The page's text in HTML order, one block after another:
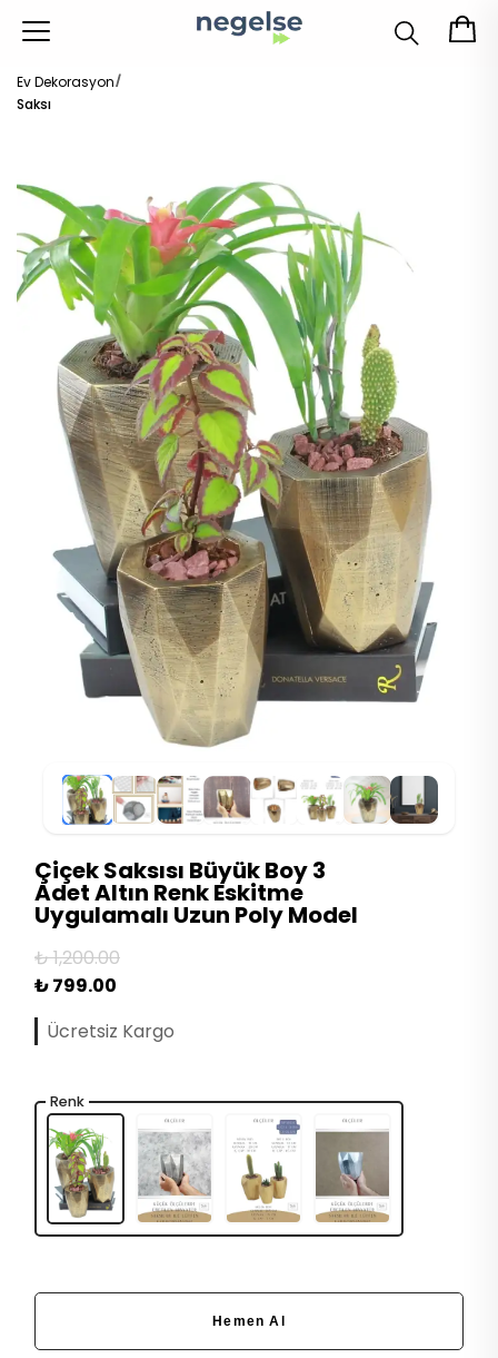
Ev Dekorasyon
Saksı
Çiçek Saksısı Büyük Boy 3
Adet Altın Renk Eskitme
Uygulamalı Uzun Poly Model
₺ 1,200.00
₺ 799.00
Ücretsiz Kargo
Renk
Hemen Al